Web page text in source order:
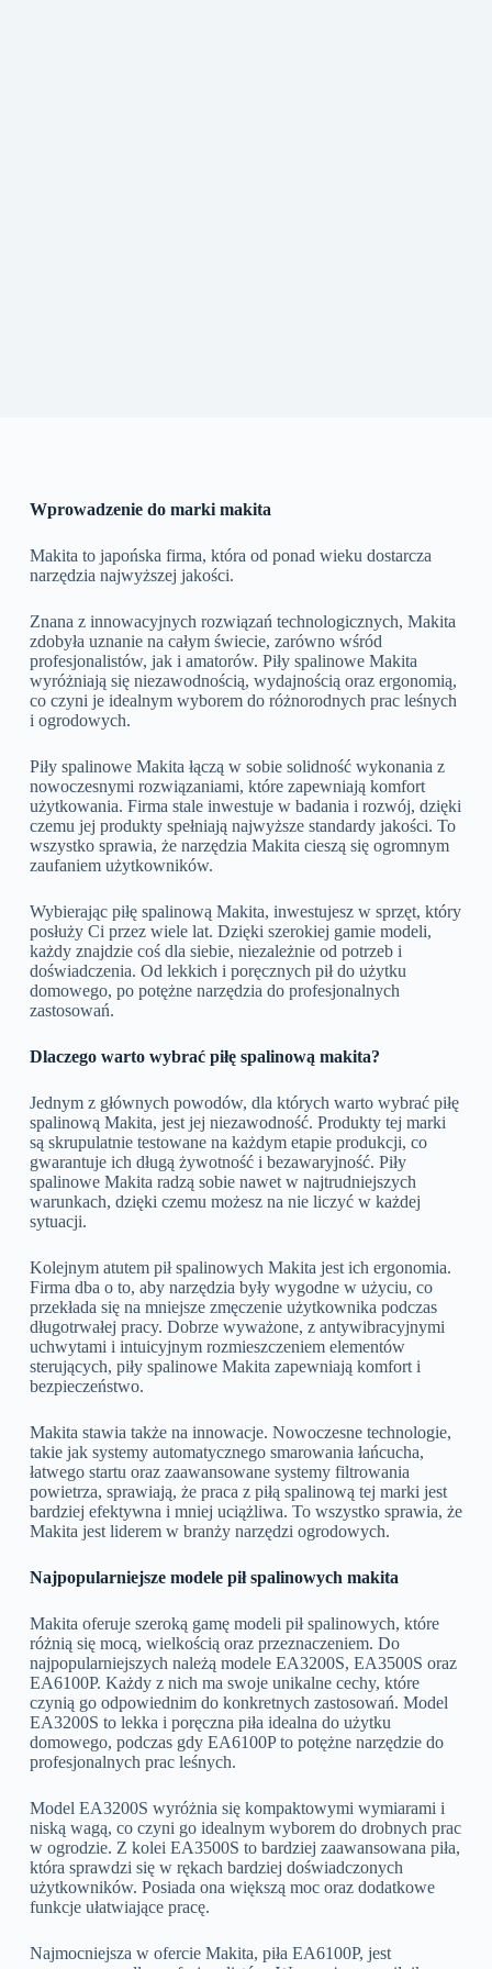
Wprowadzenie do marki makita
Makita to japońska firma, która od ponad wieku dostarcza
narzędzia najwyższej jakości.
Znana z innowacyjnych rozwiązań technologicznych, Makita
zdobyła uznanie na całym świecie, zarówno wśród
profesjonalistów, jak i amatorów. Piły spalinowe Makita
wyróżniają się niezawodnością, wydajnością oraz ergonomią,
co czyni je idealnym wyborem do różnorodnych prac leśnych
i ogrodowych.
Piły spalinowe Makita łączą w sobie solidność wykonania z
nowoczesnymi rozwiązaniami, które zapewniają komfort
użytkowania. Firma stale inwestuje w badania i rozwój, dzięki
czemu jej produkty spełniają najwyższe standardy jakości. To
wszystko sprawia, że narzędzia Makita cieszą się ogromnym
zaufaniem użytkowników.
Wybierając piłę spalinową Makita, inwestujesz w sprzęt, który
posłuży Ci przez wiele lat. Dzięki szerokiej gamie modeli,
każdy znajdzie coś dla siebie, niezależnie od potrzeb i
doświadczenia. Od lekkich i poręcznych pił do użytku
domowego, po potężne narzędzia do profesjonalnych
zastosowań.
Dlaczego warto wybrać piłę spalinową makita?
Jednym z głównych powodów, dla których warto wybrać piłę
spalinową Makita, jest jej niezawodność. Produkty tej marki
są skrupulatnie testowane na każdym etapie produkcji, co
gwarantuje ich długą żywotność i bezawaryjność. Piły
spalinowe Makita radzą sobie nawet w najtrudniejszych
warunkach, dzięki czemu możesz na nie liczyć w każdej
sytuacji.
Kolejnym atutem pił spalinowych Makita jest ich ergonomia.
Firma dba o to, aby narzędzia były wygodne w użyciu, co
przekłada się na mniejsze zmęczenie użytkownika podczas
długotrwałej pracy. Dobrze wyważone, z antywibracyjnymi
uchwytami i intuicyjnym rozmieszczeniem elementów
sterujących, piły spalinowe Makita zapewniają komfort i
bezpieczeństwo.
Makita stawia także na innowacje. Nowoczesne technologie,
takie jak systemy automatycznego smarowania łańcucha,
łatwego startu oraz zaawansowane systemy filtrowania
powietrza, sprawiają, że praca z piłą spalinową tej marki jest
bardziej efektywna i mniej uciążliwa. To wszystko sprawia, że
Makita jest liderem w branży narzędzi ogrodowych.
Najpopularniejsze modele pił spalinowych makita
Makita oferuje szeroką gamę modeli pił spalinowych, które
różnią się mocą, wielkością oraz przeznaczeniem. Do
najpopularniejszych należą modele EA3200S, EA3500S oraz
EA6100P. Każdy z nich ma swoje unikalne cechy, które
czynią go odpowiednim do konkretnych zastosowań. Model
EA3200S to lekka i poręczna piła idealna do użytku
domowego, podczas gdy EA6100P to potężne narzędzie do
profesjonalnych prac leśnych.
Model EA3200S wyróżnia się kompaktowymi wymiarami i
niską wagą, co czyni go idealnym wyborem do drobnych prac
w ogrodzie. Z kolei EA3500S to bardziej zaawansowana piła,
która sprawdzi się w rękach bardziej doświadczonych
użytkowników. Posiada ona większą moc oraz dodatkowe
funkcje ułatwiające pracę.
Najmocniejsza w ofercie Makita, piła EA6100P, jest